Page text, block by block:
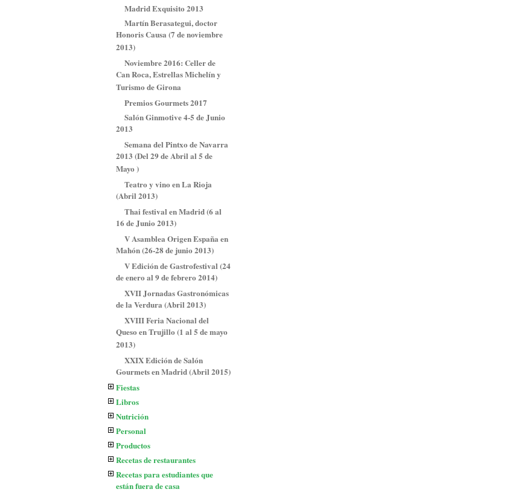
Madrid Exquisito 2013
Martín Berasategui, doctor
Honoris Causa (7 de noviembre
2013)
Noviembre 2016: Celler de
Can Roca, Estrellas Michelín y
Turismo de Girona
Premios Gourmets 2017
Salón Ginmotive 4-5 de Junio
2013
Semana del Pintxo de Navarra
2013 (Del 29 de Abril al 5 de
Mayo )
Teatro y vino en La Rioja
(Abril 2013)
Thai festival en Madrid (6 al
16 de Junio 2013)
V Asamblea Origen España en
Mahón (26-28 de junio 2013)
V Edición de Gastrofestival (24
de enero al 9 de febrero 2014)
XVII Jornadas Gastronómicas
de la Verdura (Abril 2013)
XVIII Feria Nacional del
Queso en Trujillo (1 al 5 de mayo
2013)
XXIX Edición de Salón
Gourmets en Madrid (Abril 2015)
Fiestas
Libros
Nutrición
Personal
Productos
Recetas de restaurantes
Recetas para estudiantes que
están fuera de casa